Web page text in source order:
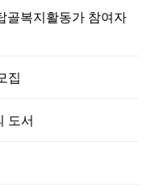
골복지활동가 참여자
집
도서